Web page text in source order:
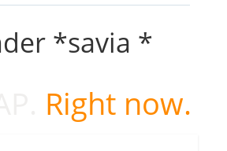
*savia *
Right now.